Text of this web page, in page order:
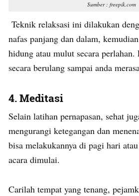
Sumber : freepik.com
Teknik relaksasi ini dilakukan
nafas panjang dan dalam,
hidung atau mulut secara
secara berulang sampai anda
4. Meditasi
Selain latihan pernapasan, sehat
mengurangi ketegangan dan
bisa melakukannya di pagi hari
acara dimulai.
Carilah tempat yang tenang,